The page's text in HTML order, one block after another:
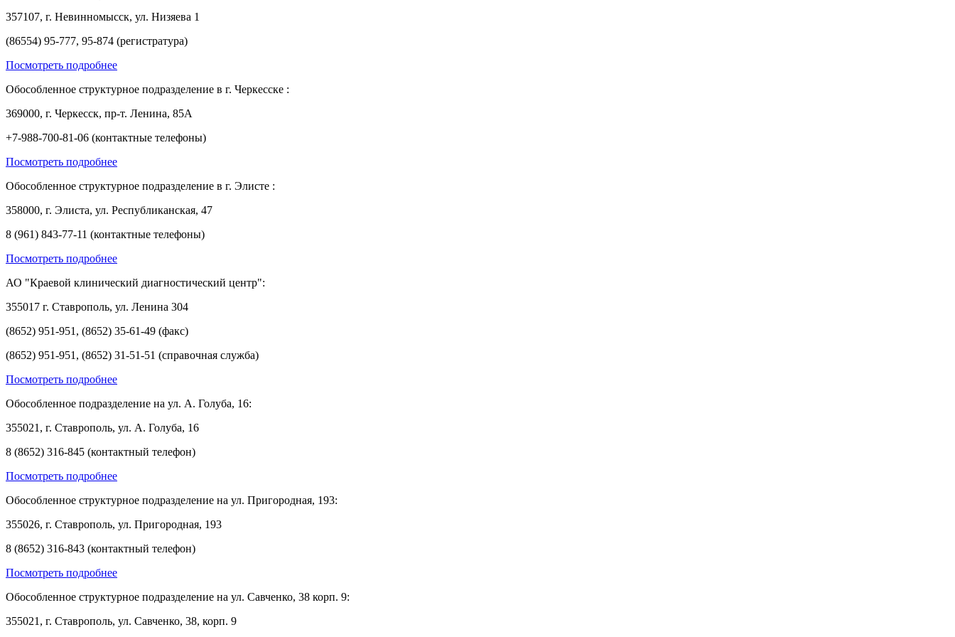
357107, г. Невинномысск, ул. Низяева 1
(86554) 95-777, 95-874 (регистратура)
Посмотреть подробнее
Обособленное структурное подразделение в г. Черкесске :
369000, г. Черкесск, пр-т. Ленина, 85А
+7-988-700-81-06 (контактные телефоны)
Посмотреть подробнее
Обособленное структурное подразделение в г. Элисте :
358000, г. Элиста, ул. Республиканская, 47
8 (961) 843-77-11 (контактные телефоны)
Посмотреть подробнее
АО "Краевой клинический диагностический центр":
355017 г. Ставрополь, ул. Ленина 304
(8652) 951-951, (8652) 35-61-49 (факс)
(8652) 951-951, (8652) 31-51-51 (справочная служба)
Посмотреть подробнее
Обособленное подразделение на ул. А. Голуба, 16:
355021, г. Ставрополь, ул. А. Голуба, 16
8 (8652) 316-845 (контактный телефон)
Посмотреть подробнее
Обособленное структурное подразделение на ул. Пригородная, 193:
355026, г. Ставрополь, ул. Пригородная, 193
8 (8652) 316-843 (контактный телефон)
Посмотреть подробнее
Обособленное структурное подразделение на ул. Савченко, 38 корп. 9:
355021, г. Ставрополь, ул. Савченко, 38, корп. 9